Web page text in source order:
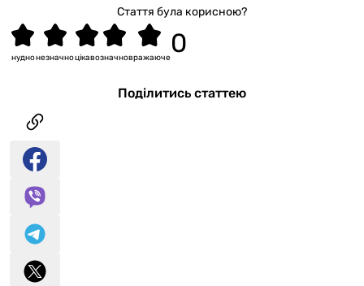
Стаття була корисною?
вражаюче
значно
цікаво
незначно
нудно
Поділитись статтею